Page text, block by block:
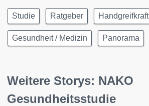
Studie Ratgeber Handgreifkraft
Gesundheit / Medizin Panorama
Weitere Storys: NAKO
Gesundheitsstudie